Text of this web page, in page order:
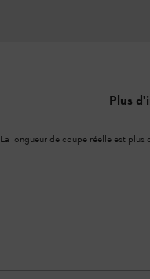
Plus
La longueur de coupe réelle est